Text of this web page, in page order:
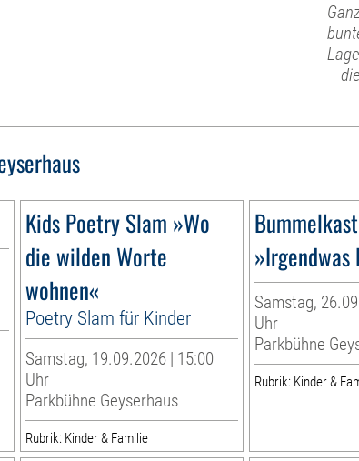
–
Kids Poetry Slam »Wo
die wilden Worte
wohnen«
Poetry Slam für Kinder
Samstag, 19.09.2026 | 15:00
Uhr
Parkbühne Geyserhaus
Rubrik: Kinder & Familie
Samstag,
Uhr
Parkbühne
Rubrik: Kinder &